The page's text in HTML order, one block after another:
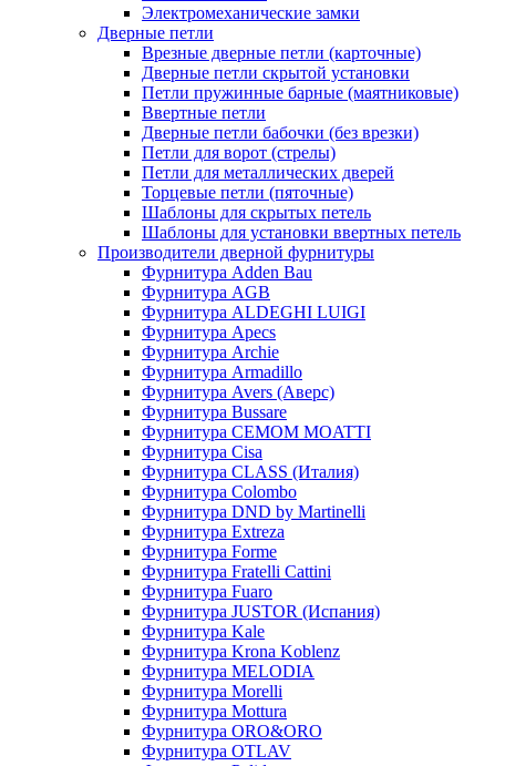
Электромеханические замки
Дверные петли
Врезные дверные петли (карточные)
Дверные петли скрытой установки
Петли пружинные барные (маятниковые)
Ввертные петли
Дверные петли бабочки (без врезки)
Петли для ворот (стрелы)
Петли для металлических дверей
Торцевые петли (пяточные)
Шаблоны для скрытых петель
Шаблоны для установки ввертных петель
Производители дверной фурнитуры
Фурнитура Adden Bau
Фурнитура AGB
Фурнитура ALDEGHI LUIGI
Фурнитура Apecs
Фурнитура Archie
Фурнитура Armadillo
Фурнитура Avers (Аверс)
Фурнитура Bussare
Фурнитура CEMOM MOATTI
Фурнитура Cisa
Фурнитура CLASS (Италия)
Фурнитура Colombo
Фурнитура DND by Martinelli
Фурнитура Extreza
Фурнитура Forme
Фурнитура Fratelli Cattini
Фурнитура Fuaro
Фурнитура JUSTOR (Испания)
Фурнитура Kale
Фурнитура Krona Koblenz
Фурнитура MELODIA
Фурнитура Morelli
Фурнитура Mottura
Фурнитура ORO&ORO
Фурнитура OTLAV